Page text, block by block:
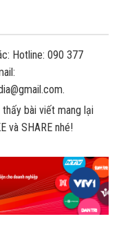
Hotline: 090 377
bài viết mang lại
và SHARE nhé!